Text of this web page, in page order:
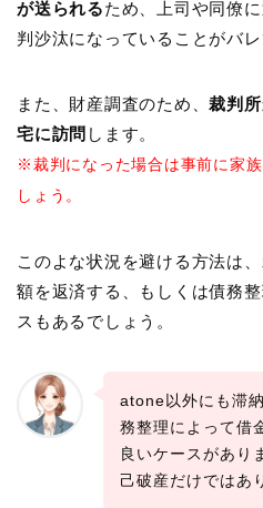
が送られるため、上司や同僚
判沙汰になっていることがバレ
また、財産調査のため、裁判
宅に訪問 します。
※裁判になった場合は事前に家
しょう。
このよな状況を避ける方法は
額を返済する、もしくは債務
スもあるでしょう。
atone以外にも滞
務整理によって借
良いケースがあり
己破産だけではあ